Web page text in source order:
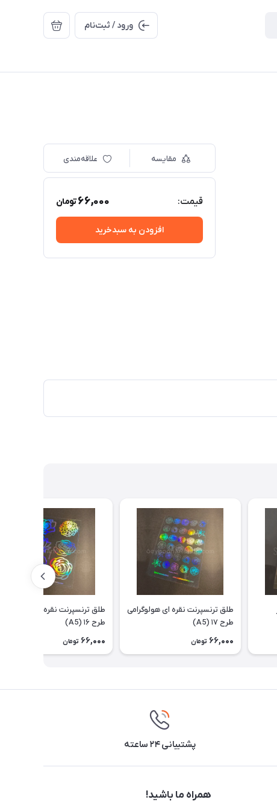
ورود / ثبت‌نام
مقایسه علاقه‌مندی
قیمت: 66,000تومان
افزودن به سبدخرید
طلق ترنسپرنت نقره ای هولوگرامی
طرح ۱۷ (A5)
66,000 تومان
طلق ترنسپرنت نقره ای
طرح ۱۶ (A5)
66,000 تومان
پشتیبانی ۲۴ ساعته
همراه ما باشید!